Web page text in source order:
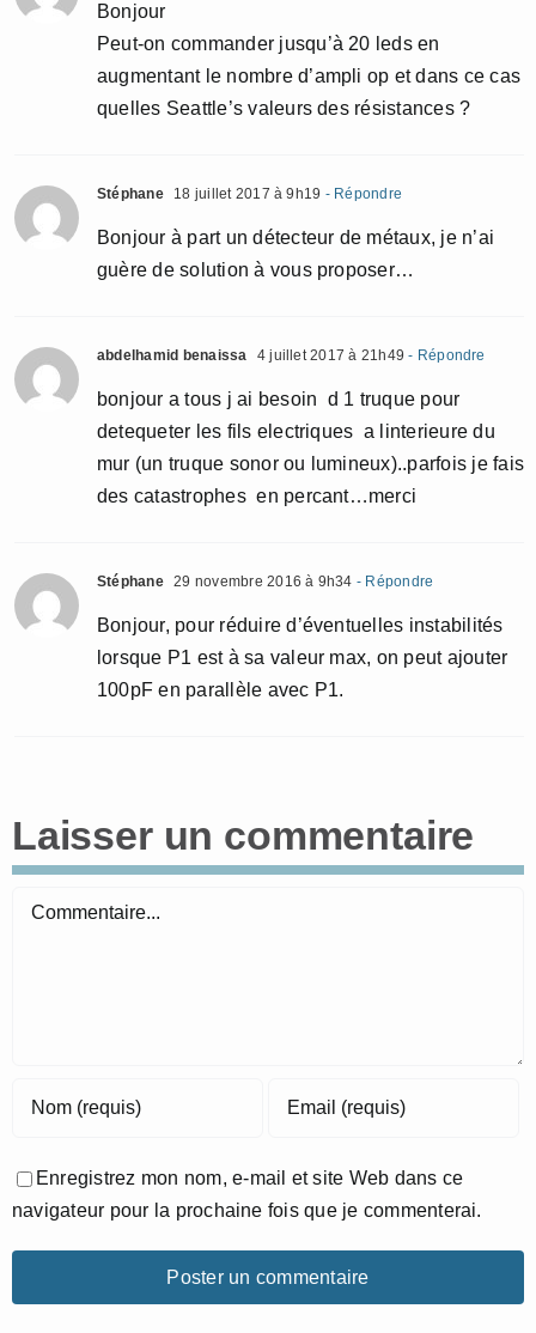
Bonjour
Peut-on commander jusqu’à 20 leds en
augmentant le nombre d’ampli op et dans ce cas
quelles Seattle’s valeurs des résistances ?
Stéphane 18 juillet 2017 à 9h19 - Répondre
Bonjour à part un détecteur de métaux, je n’ai
guère de solution à vous proposer…
abdelhamid benaissa 4 juillet 2017 à 21h49 - Répondre
bonjour a tous j ai besoin d 1 truque pour
detequeter les fils electriques a linterieure du
mur (un truque sonor ou lumineux)..parfois je fais
des catastrophes en percant…merci
Stéphane 29 novembre 2016 à 9h34 - Répondre
Bonjour, pour réduire d’éventuelles instabilités
lorsque P1 est à sa valeur max, on peut ajouter
100pF en parallèle avec P1.
Laisser un commentaire
Commentaire
Enregistrez mon nom, e-mail et site Web dans ce
navigateur pour la prochaine fois que je commenterai.